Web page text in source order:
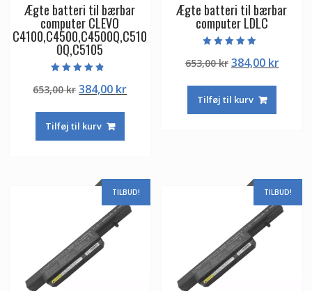
Ægte batteri til bærbar
computer CLEVO
C4100,C4500,C4500Q,C510
0Q,C5105
4.50
ud af 5
653,00krDen
pris
var:
384,00 krDen
Tilføj til kurv
Ægte batteri til bærbar
computer LDLC
5.00
ud af 5
653,00kr Den
pris
var:
384,00 krDen
Tilføj til kurv
TILBUD! TILBUD!